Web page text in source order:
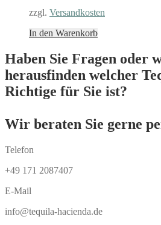
zzgl. Versandkosten
In den Warenkorb
Haben Sie Fragen oder
herausfinden welcher
Richtige für Sie ist?
Wir beraten Sie gerne
Telefon
+49 171 2087407
E-Mail
info@tequila-hacienda.de